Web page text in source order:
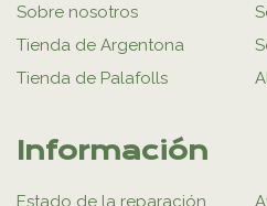
Sobre nosotros
Tienda de Argentona
Tienda de Palafolls
Información
Estado de la reparación